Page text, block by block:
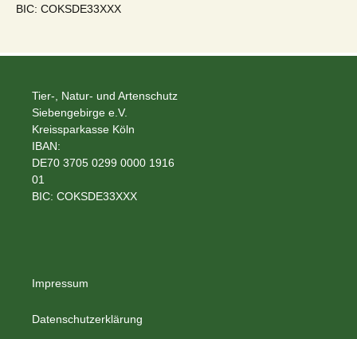
BIC: COKSDE33XXX
Tier-, Natur- und Artenschutz
Siebengebirge e.V.
Kreissparkasse Köln
IBAN:
DE70 3705 0299 0000 1916
01
BIC: COKSDE33XXX
Impressum
Datenschutzerklärung